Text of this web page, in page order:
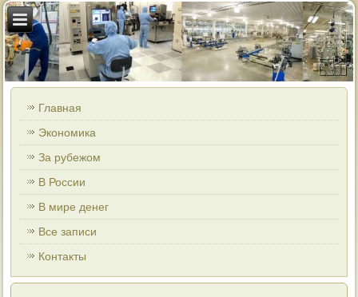
Главная
Экономика
За рубежом
В России
В мире денег
Все записи
Контакты